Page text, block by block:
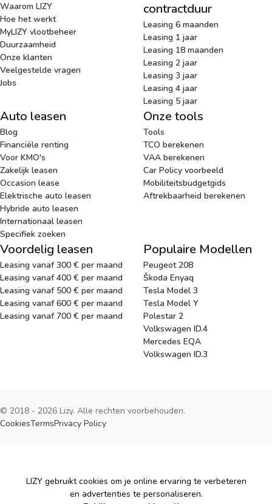
Waarom LIZY
Hoe het werkt
MyLIZY vlootbeheer
Duurzaamheid
Onze klanten
Veelgestelde vragen
Jobs
contractduur
Leasing 6 maanden
Leasing 1 jaar
Leasing 18 maanden
Leasing 2 jaar
Leasing 3 jaar
Leasing 4 jaar
Leasing 5 jaar
Auto leasen
Blog
Financiële renting
Voor KMO's
Zakelijk leasen
Occasion lease
Elektrische auto leasen
Hybride auto leasen
Internationaal leasen
Specifiek zoeken
Onze tools
Tools
TCO berekenen
VAA berekenen
Car Policy voorbeeld
Mobiliteitsbudgetgids
Aftrekbaarheid berekenen
Voordelig leasen
Leasing vanaf 300 € per maand
Leasing vanaf 400 € per maand
Leasing vanaf 500 € per maand
Leasing vanaf 600 € per maand
Leasing vanaf 700 € per maand
Populaire Modellen
Peugeot 208
Škoda Enyaq
Tesla Model 3
Tesla Model Y
Polestar 2
Volkswagen ID.4
Mercedes EQA
Volkswagen ID.3
© 2018 - 2026 Lizy. Alle rechten voorbehouden.
CookiesTermsPrivacy Policy
Cookies
LIZY gebruikt cookies om je online ervaring te verbeteren
en advertenties te personaliseren.